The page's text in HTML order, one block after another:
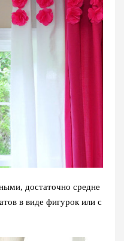
достаточно средне
в виде фигурок или с